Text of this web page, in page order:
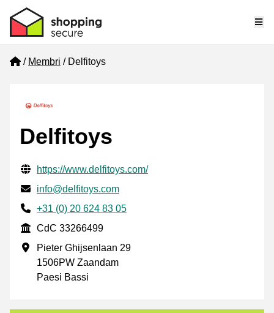
Home
Membri Delfitoys
Delfitoys
Informazioni di contatto verificate
Website URL
https://www.delfitoys.com/
Mail
info@delfitoys.com
Phone number
+31 (0) 20 624 83 05
CdC
CdC 33266499
Indirizzo commerciale
Pieter Ghijsenlaan 29
1506PW Zaandam
Paesi Bassi